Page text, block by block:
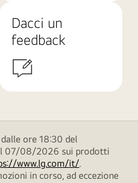
Dacci un
feedback
ore 18:30 del
07/08/2026 sui prodotti
www.lg.com/it/.
in corso, ad eccezione